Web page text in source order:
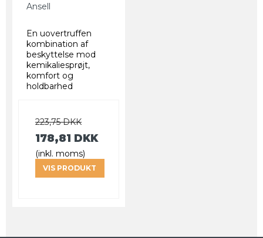
Ansell
En uovertruffen
kombination af
beskyttelse mod
kemikaliesprøjt,
komfort og
holdbarhed
223,75 DKK
178,81 DKK
(inkl. moms)
VIS PRODUKT